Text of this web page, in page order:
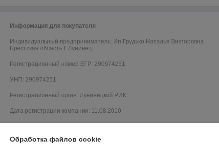
Информация для покупателя
Индивидуальный предприниматель: Ип Грудько Наталья Викторовна
Брестская область Г.Лунинец
Регистрационный номер ЕГР: 290974251
УНП: 290974251
Регистрационный орган: Лунинецкий РИК
Дата регистрации компании: 11.08.2010
Обработка файлов cookie